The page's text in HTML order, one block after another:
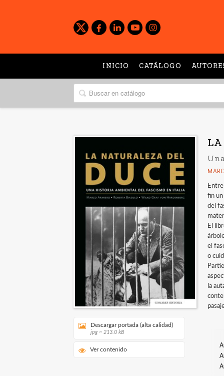
INICIO CATÁLOGO
Descargar portada (alta calidad)
jpg ~ 213.0 kB
Ver contenido
LA
fin un
del
El
el
o
la